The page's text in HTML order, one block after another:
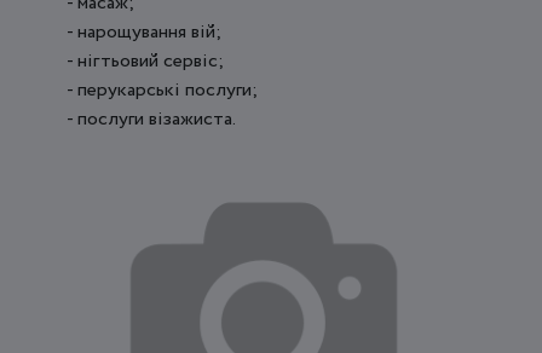
- нарощування вій;
- нігтьовий сервіс;
- перукарські послуги;
- послуги візажиста.